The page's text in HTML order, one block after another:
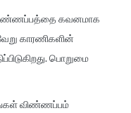
கவனமாக
காரணிகளின்
பொறுமை
விண்ணப்பம்